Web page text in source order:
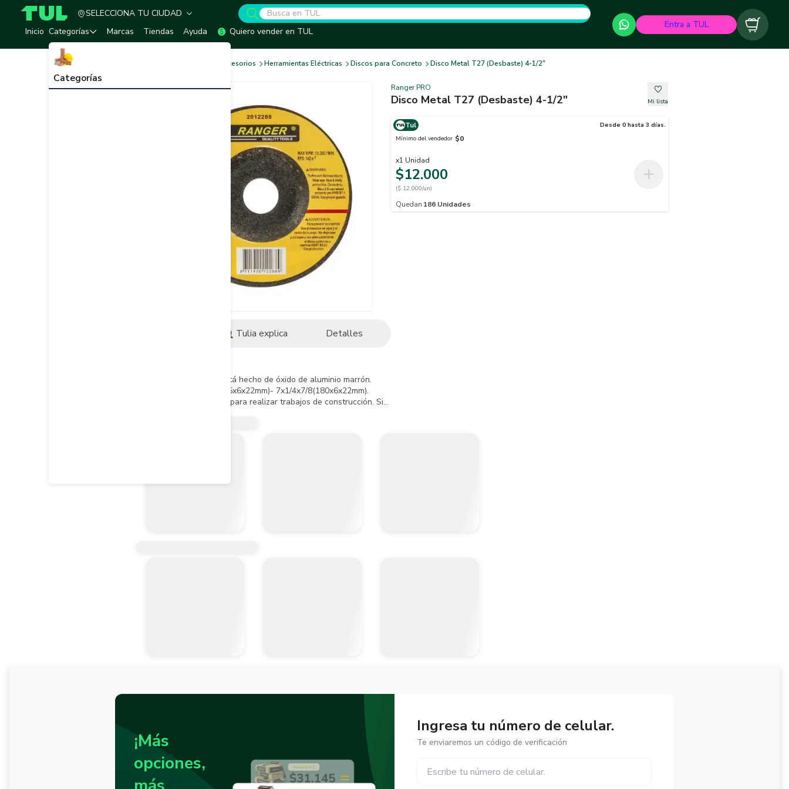
TUL - Tu Marketplace de Construcción
SELECCIONA TU CIUDAD
Inicio Categorías
Categorías
Marcas Tiendas Ayuda Quiero vender en TUL
Entra a TUL Carrito
Herramientas, Equipos y Accesorios Herramientas Eléctricas Discos para Concreto Disco Metal T27 (Desbaste) 4-1/2"
Tulia explica Detalles
El disco ranger metal T27 está hecho de óxido de aluminio marrón.
Dimensión: 4-1/2x1/4x7/8(115x6x22mm)- 7x1/4x7/8(180x6x22mm).
Es una herramienta utilizada para realizar trabajos de construcción. Sirve para desbaste en diferentes tipos de metal.
Ranger PRO
Disco Metal T27 (Desbaste) 4-1/2" Mi lista
Tul
Desde 0 hasta 3 días.
Mínimo del vendedor $0
x1 Unidad
$12.000
($ 12.000/un)
Quedan 186 Unidades
¡Más
opciones,
Ingresa tu número de celular.
Te enviaremos un código de verificación